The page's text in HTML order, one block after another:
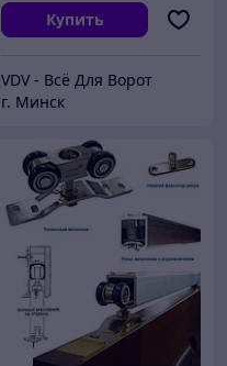
Купить
VDV - Всё Для Ворот
г. Минск